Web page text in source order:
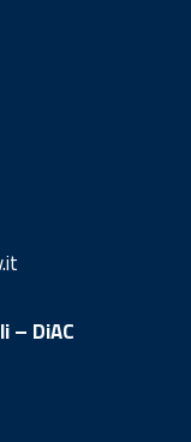
– DiAC